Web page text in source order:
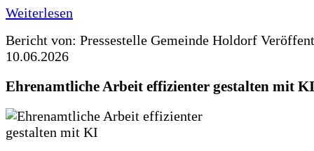
Weiterlesen
Bericht von: Pressestelle Gemeinde Holdorf
10.06.2026
Ehrenamtliche Arbeit effizienter gestalten mit KI